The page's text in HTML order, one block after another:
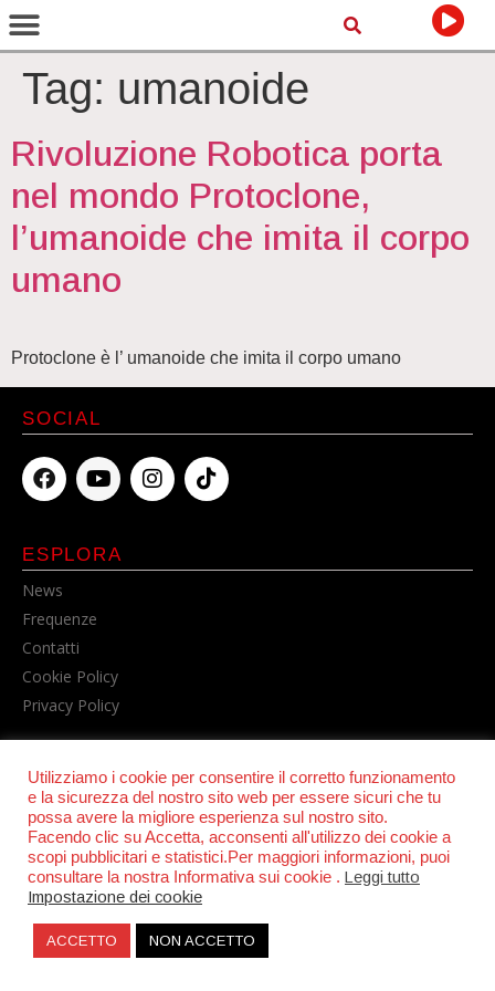
Tag: umanoide
Rivoluzione Robotica porta
nel mondo Protoclone,
l’umanoide che imita il corpo
umano
Protoclone è l’ umanoide che imita il corpo umano
© POWER RADIO srl | C.F. e P.IVA 06157210631
ESPLORA
News
Frequenze
Contatti
Cookie Policy
Privacy Policy
SOCIAL
Utilizziamo i cookie per consentire il corretto funzionamento
e la sicurezza del nostro sito web per essere sicuri che tu
possa avere la migliore esperienza sul nostro sito.
Facendo clic su Accetta, acconsenti all'utilizzo dei cookie a
scopi pubblicitari e statistici.Per maggiori informazioni, puoi
consultare la nostra Informativa sui cookie . Leggi tutto
Impostazione dei cookie
ACCETTO NON ACCETTO